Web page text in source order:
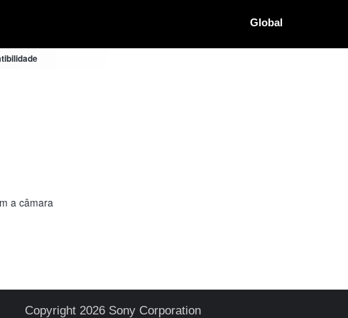
Global
a câmara
Copyright 2026 Sony Corporation